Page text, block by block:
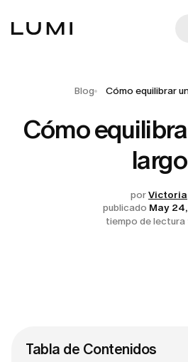
Blog Cómo equilibrar
Cómo
largo
porVictoria
publicado May
tiempo de lectura
Tabla de Contenidos